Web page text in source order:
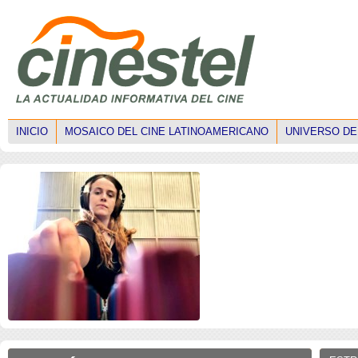
INICIO MOSAICO DEL CINE LATINOAMERICANO UNIVERSO
técnicas en el mercado
transforman la